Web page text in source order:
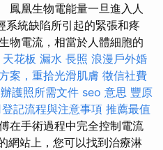
鳳凰生物電能量一旦進入人
系統缺陷所引起的緊張和疼
物電流，相當於人體細胞的
天花板 漏水 長照 浪漫戶外婚
案，重拾光滑肌膚 徵信社費
辦護照所需文件 seo 意思 豐原
記流程與注意事項 推薦最值
在手術過程中完全控制電流
網站上，您可以找到治療淋